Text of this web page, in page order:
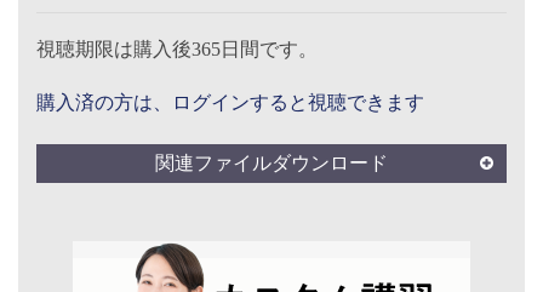
視聴期限は購入後365日間です。
購入済の方は、ログインすると視聴できます
関連ファイルダウンロード